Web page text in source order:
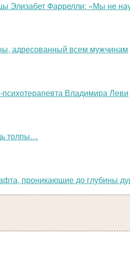
Элизабет Фаррелли: «Мы не
адресованный всем мужчинам
Владимира Леви
толпы…
проникающие до глубины